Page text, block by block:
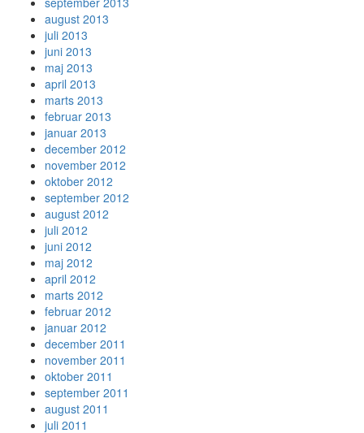
august 2013
juli 2013
juni 2013
maj 2013
april 2013
marts 2013
februar 2013
januar 2013
december 2012
november 2012
oktober 2012
september 2012
august 2012
juli 2012
juni 2012
maj 2012
april 2012
marts 2012
februar 2012
januar 2012
december 2011
november 2011
oktober 2011
september 2011
august 2011
juli 2011